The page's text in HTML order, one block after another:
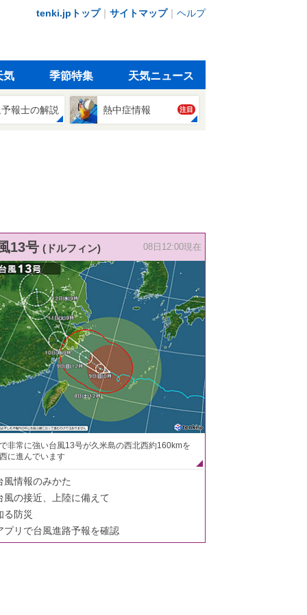
tenki.jpトップ｜ サイトマップ｜ ヘルプ
気 季節特集 天気ニュース
報士の解説 熱中症情報 注目
13号 (ドルフィン) 08日12:00現在
非常に強い台風13号が久米島の西北西約160kmを
に進んでいます
風情報のみかた
風の接近、上陸に備えて
る防災
プリで台風進路予報を確認